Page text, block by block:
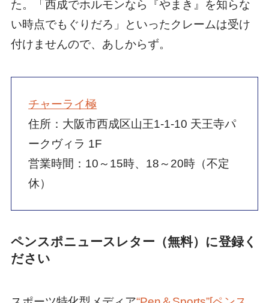
た。「西成でホルモンなら『やまき』を知らな
い時点でもぐりだろ」といったクレームは受け
付けませんので、あしからず。
チャーライ極
住所：大阪市西成区山王1-1-10 天王寺パ
ークヴィラ 1F
営業時間：10～15時、18～20時（不定
休）
ペンスポニュースレター（無料）に登録く
ださい